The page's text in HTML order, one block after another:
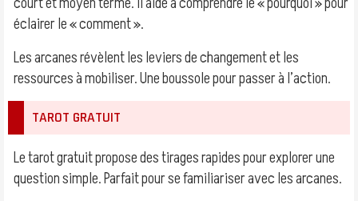
éclairer le « comment ».
Les arcanes révèlent les leviers de changement et les
ressources à mobiliser. Une boussole pour passer à l’action.
TAROT GRATUIT
Le tarot gratuit propose des tirages rapides pour explorer une
question simple. Parfait pour se familiariser avec les arcanes.